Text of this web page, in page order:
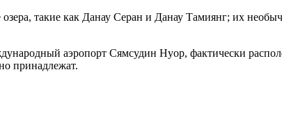
такие как Данау Серан и Данау Тамиянг; их
аэропорт Сямсудин Нуор, фактически
принадлежат.